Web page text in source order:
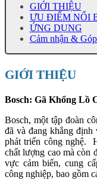
GIỚI THIỆU
ƯU ĐIỂM NỔI
ỨNG DỤNG
Cảm nhận &
GIỚI THIỆU
Bosch: Gã Khổng Lồ
Bosch, một tập đoàn
đã và đang khẳng
phát triển công nghệ.
chất lượng cao mà còn
vực cảm biến, cung
công nghiệp, bao gồm